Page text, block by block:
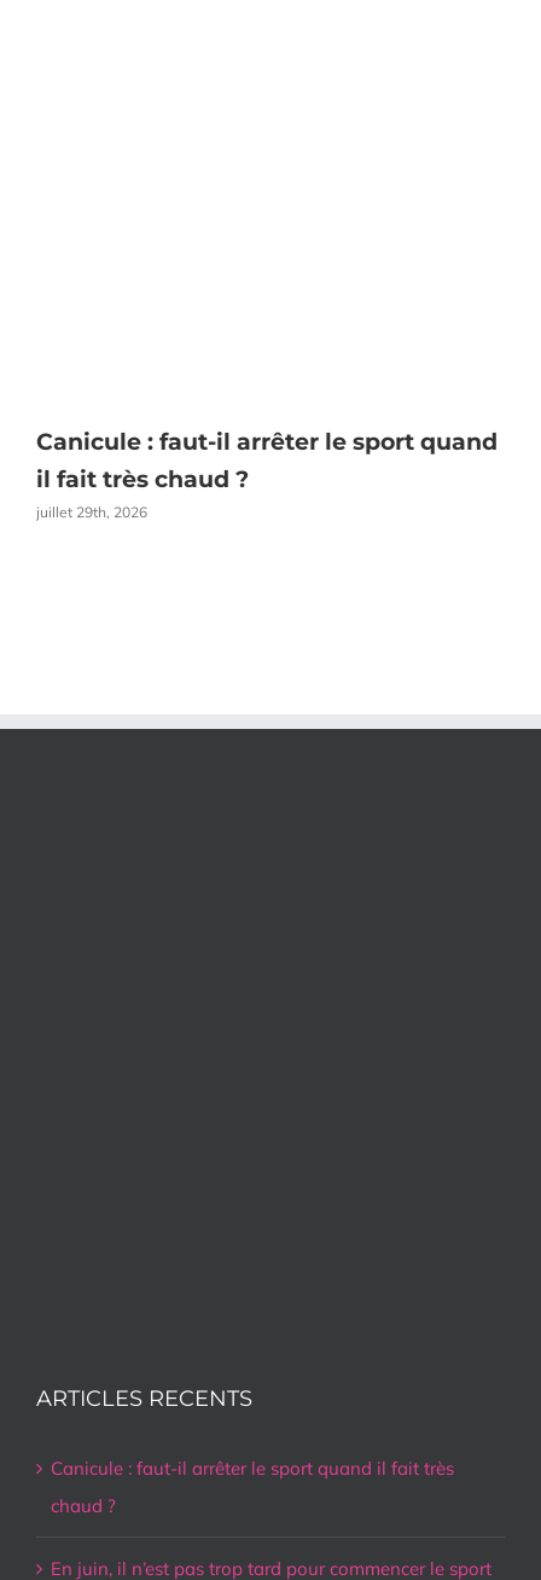
Canicule : faut-il arrêter le sport quand
il fait très chaud ?
juillet 29th, 2026
ARTICLES RECENTS
Canicule : faut-il arrêter le sport quand il fait très
chaud ?
En juin, il n’est pas trop tard pour commencer le sport